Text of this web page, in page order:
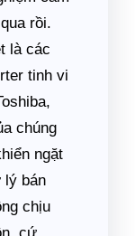
rồi.
là các
tinh vi
chúng
ngặt
lý bán
chịu
cứ